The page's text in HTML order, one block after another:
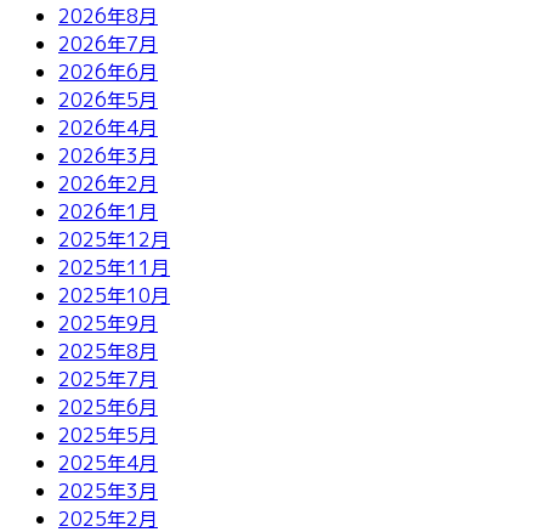
2026年8月
2026年7月
2026年6月
2026年5月
2026年4月
2026年3月
2026年2月
2026年1月
2025年12月
2025年11月
2025年10月
2025年9月
2025年8月
2025年7月
2025年6月
2025年5月
2025年4月
2025年3月
2025年2月